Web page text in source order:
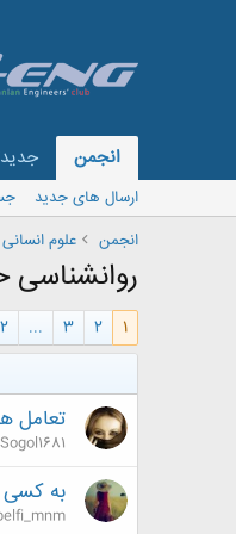
انجمن
ارسال های جدید
انجمن
علوم انسانی
روانشناسی
1
2
3
...
تعامل
Sogol1681
به